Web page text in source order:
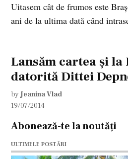
Uitasem cât de frumos este
ani de la ultima dată când
Lansăm cartea și la
datorită Dittei
by Jeanina Vlad
19/07/2014
Abonează-te la noutăți
ULTIMELE POSTĂRI